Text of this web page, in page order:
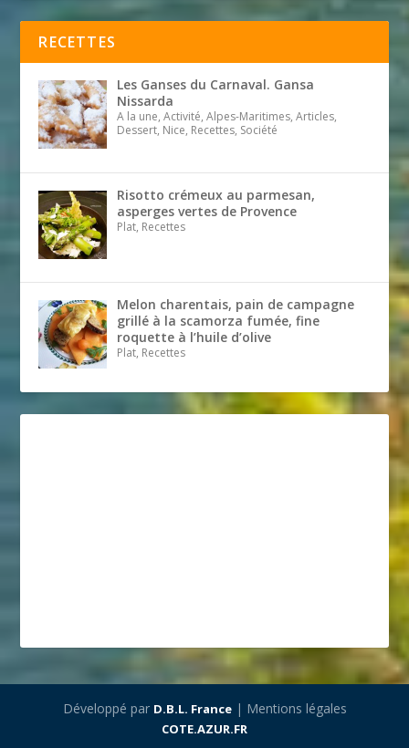
RECETTES
Les Ganses du Carnaval. Gansa
Nissarda
A la une, Activité, Alpes-Maritimes, Articles,
Dessert, Nice, Recettes, Société
Risotto crémeux au parmesan,
asperges vertes de Provence
Plat, Recettes
Melon charentais, pain de campagne
grillé à la scamorza fumée, fine
roquette à l’huile d’olive
Plat, Recettes
Développé par D.B.L. France| Mentions légales
COTE.AZUR.FR